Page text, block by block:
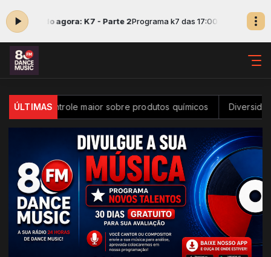
Tocando agora: K7 - Parte 2Programa k7 das 17:00 às 18:00 -
ÚLTIMAS
controle maior sobre produtos químicos Diversidade na